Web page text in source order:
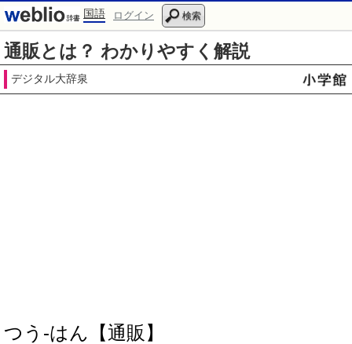
国語 ログイン 検索
通販とは？ わかりやすく解説
デジタル大辞泉
つう‐はん【通販】